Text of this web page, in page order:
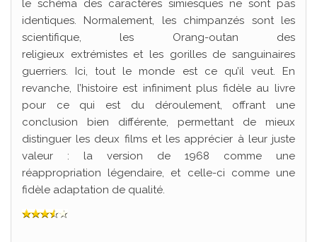
le schéma des caractères simiesques ne sont pas
identiques. Normalement, les chimpanzés sont les
scientifique, les Orang-outan des
religieux extrémistes et les gorilles de sanguinaires
guerriers. Ici, tout le monde est ce qu’il veut. En
revanche, l’histoire est infiniment plus fidèle au livre
pour ce qui est du déroulement, offrant une
conclusion bien différente, permettant de mieux
distinguer les deux films et les apprécier à leur juste
valeur : la version de 1968 comme une
réappropriation légendaire, et celle-ci comme une
fidèle adaptation de qualité.